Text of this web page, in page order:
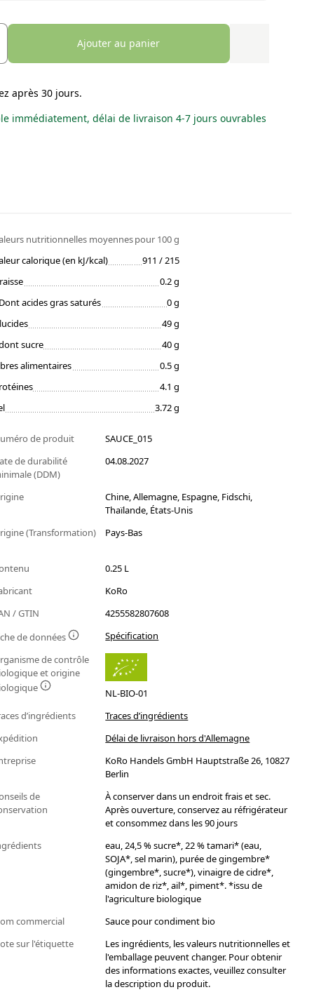
Ajouter au panier
après 30 jours.
immédiatement, délai de livraison 4-7 jours ouvrables
nutritionnelles moyennespour 100 g
calorique (en kJ/kcal)
911 / 215
0.2 g
Dont acides gras saturés
0 g
49 g
sucre
40 g
alimentaires
0.5 g
4.1 g
3.72 g
de produit
SAUCE_015
de durabilité
(DDM)
04.08.2027
Chine, Allemagne, Espagne, Fidschi,
Thaïlande, États-Unis
(Transformation)
Pays-Bas
0.25 L
KoRo
/ GTIN
4255582807608
de données
Spécification
de contrôle
et origine
NL-BIO-01
d’ingrédients
Traces d’ingrédients
Délai de livraison hors d'Allemagne
KoRo Handels GmbH Hauptstraße 26, 10827
Berlin
de
À conserver dans un endroit frais et sec.
Après ouverture, conservez au réfrigérateur
et consommez dans les 90 jours
eau, 24,5 % sucre*, 22 % tamari* (eau,
SOJA*, sel marin), purée de gingembre*
(gingembre*, sucre*), vinaigre de cidre*,
amidon de riz*, ail*, piment*. *issu de
l'agriculture biologique
commercial
Sauce pour condiment bio
sur l'étiquette
Les ingrédients, les valeurs nutritionnelles et
l'emballage peuvent changer. Pour obtenir
des informations exactes, veuillez consulter
la description du produit.